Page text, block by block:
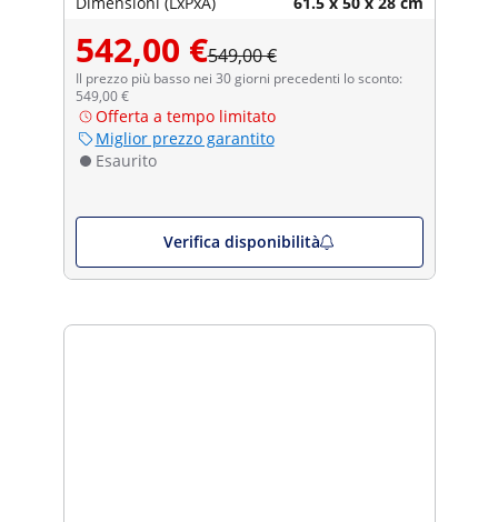
542,00 €549,00 €
Il prezzo più basso nei 30 giorni precedenti lo sconto:
549,00 €
Offerta a tempo limitato
Miglior prezzo garantito
Esaurito
Verifica disponibilità